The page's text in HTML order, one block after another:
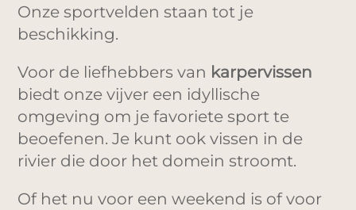
Onze sportvelden staan tot je
beschikking.
Voor de liefhebbers van karpervissen
biedt onze vijver een idyllische
omgeving om je favoriete sport te
beoefenen. Je kunt ook vissen in de
rivier die door het domein stroomt.
Of het nu voor een weekend is of voor